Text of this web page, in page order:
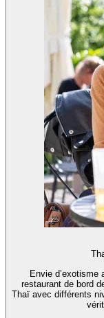
Envie d’exotisme
restaurant de bord
Thaï avec différents